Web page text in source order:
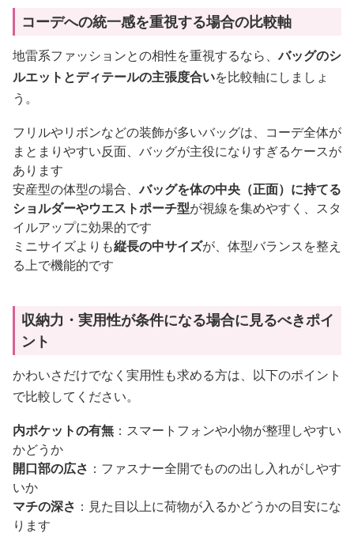
コーデへの統一感を重視する場合の比較軸
地雷系ファッションとの相性を重視するなら、バッグのシ
ルエットとディテールの主張度合いを比較軸にしましょ
う。
フリルやリボンなどの装飾が多いバッグは、コーデ全体が
まとまりやすい反面、バッグが主役になりすぎるケースが
あります
安産型の体型の場合、バッグを体の中央（正面）に持てる
ショルダーやウエストポーチ型が視線を集めやすく、スタ
イルアップに効果的です
ミニサイズよりも縦長の中サイズが、体型バランスを整え
る上で機能的です
収納力・実用性が条件になる場合に見るべきポイ
ント
かわいさだけでなく実用性も求める方は、以下のポイント
で比較してください。
内ポケットの有無 ：スマートフォンや小物が整理しやすい
かどうか
開口部の広さ ：ファスナー全開でものの出し入れがしやす
いか
マチの深さ ：見た目以上に荷物が入るかどうかの目安にな
ります